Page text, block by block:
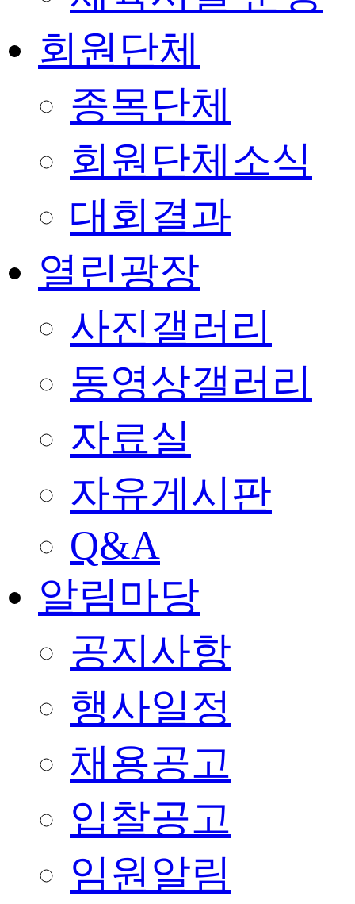
회원단체
종목단체
회원단체소식
대회결과
열린광장
사진갤러리
동영상갤러리
자료실
자유게시판
Q&A
알림마당
공지사항
행사일정
채용공고
입찰공고
임원알림